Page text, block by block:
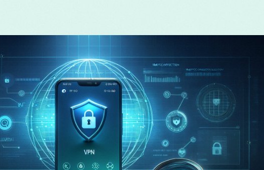
Македонски
Română
తెలుగు